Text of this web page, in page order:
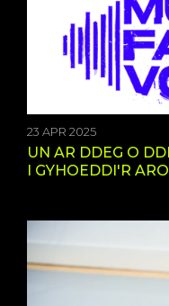
23 APR 2025
UN AR DDEG O
I GYHOEDDI'R